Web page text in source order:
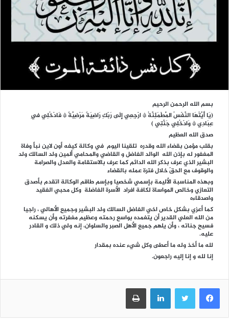
بسم الله الرحمن الرحيم
(يَا أَيَّتُهَا النَّفْسُ الْمُطْمَئِنَّةُ * ارْجِعِي إِلَى رَبّكِ رَاضِيَةً مَرْضِيَّةً * فَادْخُلِي فِي
عِبَادِي * وَادْخُلِي جَنَّتِي )
صدق الله العظيم
بقلب مؤمن بقضاء الله وقدره تلقينا اليوم في وكالة كيفه أون لاين نبأ وفاة
المغفور له بإذن الله الوالد الفاضل و القاضي والمحامي ألمين ولد السالك ولد
البشير الذي عرف بذكر الله الدائم كما عرف بالاستقامة والعدل والصرامة
والوقوف مع الحقّ خلال فترة عمله بالقضاء
وبهذه المناسبة الأليمة بإسمي شخصيا وبإسم طاقم الوكالة اتقدم بأصدق
التعازي وخالص المواساة لكافة افراد الأسرة الفاضلة وكل محبي الفقيد
واصدقاءه
كما أعزي بشكل خاص اخي الفاضل السالك ولد البشير وجميع الأهالي ، راجيا
من الله العلي القدير أن يتغمده بواسع رحمته وعظيم مغفرته وأن يسكنه
فسيح جناته ، وأن يلهم جميع الأهل الصبر والسلوان، إنه ولي ذلك و القادر
عليه.
لله ما أخذ وله ما أعطى وكل شيء عنده بمقدار
إنا لله و إنا إليه راجعون.
فيسبوك تويتر لينكدإن طباعة